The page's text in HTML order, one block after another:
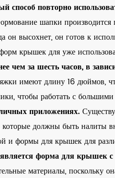
способ повторно
шапки производится
он высохнет, он готов к
крышек для уже
за шесть часов, в
имеют длину 16 дюймов,
чтобы работать с
приложениях.
должны быть налиты
и формы для крышек для
форма для крышек
материалы, поскольку